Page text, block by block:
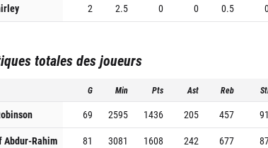
2 2.5 0 0 0.5
totales des joueurs
G Min Pts Ast Reb
69 2595 1436 205 457 91
Abdur-Rahim
81 3081 1608 242 677